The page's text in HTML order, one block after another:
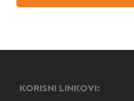
KORISNI LINKOVI: